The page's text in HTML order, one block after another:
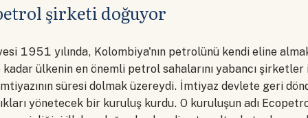
şirketi doğuyor
1951 yılında, Kolombiya'nın petrolünü kendi eline
kadar ülkenin en önemli petrol sahalarını yabancı
süresi dolmak üzereydi. İmtiyaz devlete geri
yönetecek bir kuruluş kurdu. O kuruluşun adı